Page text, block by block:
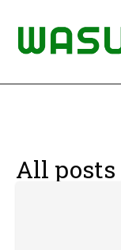
All posts